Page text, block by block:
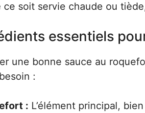
ce soit servie chaude ou
essentiels
une bonne sauce au
:
: L’élément principal,